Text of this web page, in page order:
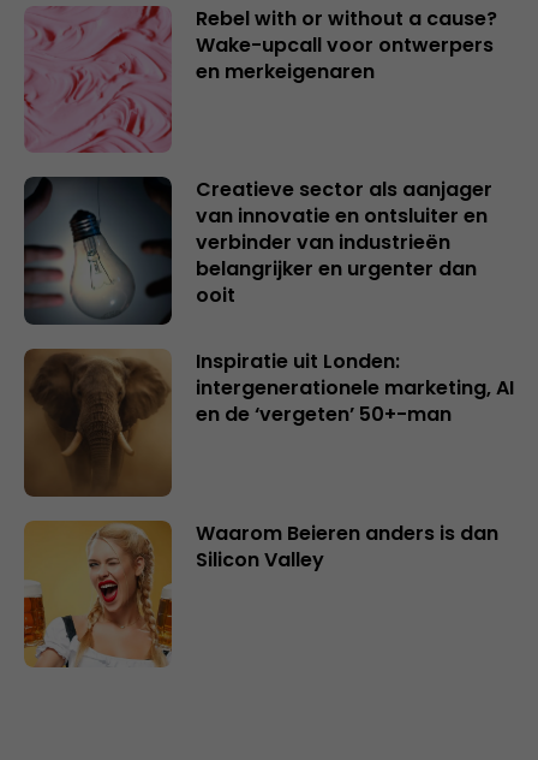
Rebel with or without a cause?
Wake-upcall voor ontwerpers
en merkeigenaren
Creatieve sector als aanjager
van innovatie en ontsluiter en
verbinder van industrieën
belangrijker en urgenter dan
ooit
Inspiratie uit Londen:
intergenerationele marketing, AI
en de ‘vergeten’ 50+-man
Waarom Beieren anders is dan
Silicon Valley